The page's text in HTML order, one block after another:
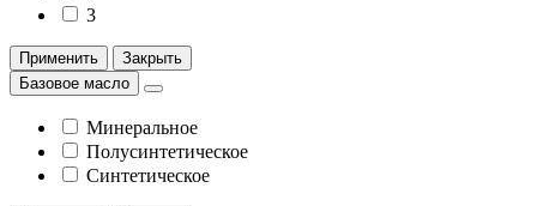
3
Применить
Закрыть
Базовое масло
Минеральное
Полусинтетическое
Синтетическое